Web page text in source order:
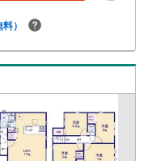
。私達はお客様に安心
おりますが、その後の
などについては、上司
ていただきます。
）